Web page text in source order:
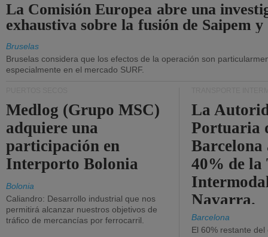
La Comisión Europea abre una
exhaustiva sobre la fusión de Saipem y
Bruselas
Bruselas considera que los efectos de la operación son
especialmente en el mercado SURF.
Medlog (Grupo MSC)
adquiere una
participación en
Interporto Bolonia
Bolonia
Caliandro: Desarrollo industrial que nos
permitirá alcanzar nuestros objetivos de
tráfico de mercancías por ferrocarril.
La
Portuaria
40% de la
Navarra.
Barcelona
El 60% restante